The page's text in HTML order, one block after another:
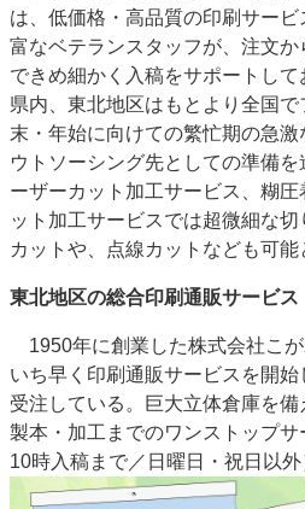
SDGs・地域
ポストプレス ビジネス
市場・統計
人事・移転・異動・訃報
特集記事カテゴリー一覧
2022 見える化・MIS特集
特集・デジタル印刷 アイデアで勝負！ ～
JAPAN PACK 2023 特集
中古印刷機・製
特集・デジタル印刷 ～ 新成長軌道を描く
案内
運営
会社案内
購読・購入申し込み
お問い合わせ
は、低価格・高品質の印刷サー
富なベテランスタッフが、注文
できめ細かく入稿をサポートし
県内、東北地区はもとより全国
末・年始に向けての繁忙期の急
ウトソーシング先としての準備
ーザーカット加工サービス、糊
ット加工サービスでは超微細な
カットや、点線カットなども可能
東北地区の総合印刷通販サービス
1950年に創業した株式会社こ
いち早く印刷通販サービスを開
受注している。巨大立体倉庫を備
製本・加工までのワンストップ
10時入稿まで／日曜日・祝日以外